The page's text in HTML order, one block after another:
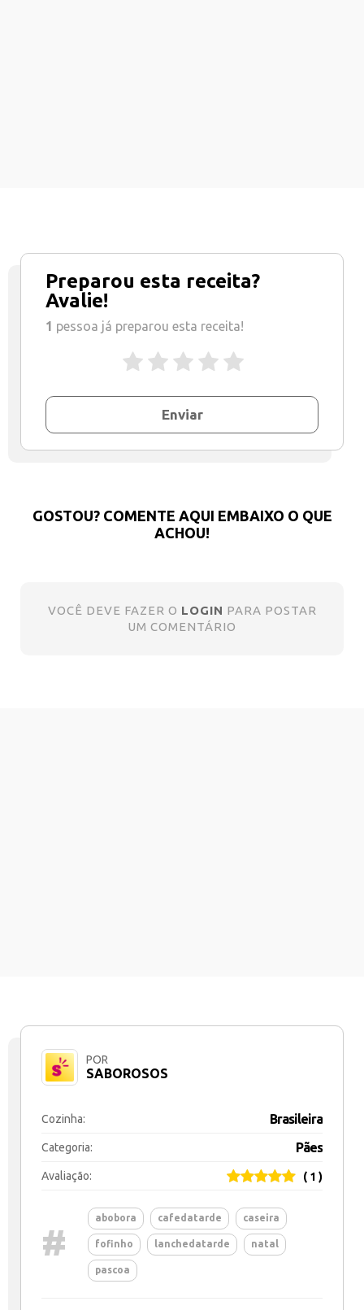
Preparou esta receita?
Avalie!
1 pessoa já preparou esta receita!
Enviar
GOSTOU? COMENTE AQUI EMBAIXO O QUE
ACHOU!
VOCÊ DEVE FAZER O LOGIN PARA POSTAR
UM COMENTÁRIO
POR
SABOROSOS
Cozinha: Brasileira
Categoria: Pães
Avaliação: ( 1 )
#
abobora cafedatarde caseira
fofinho lanchedatarde natal
pascoa